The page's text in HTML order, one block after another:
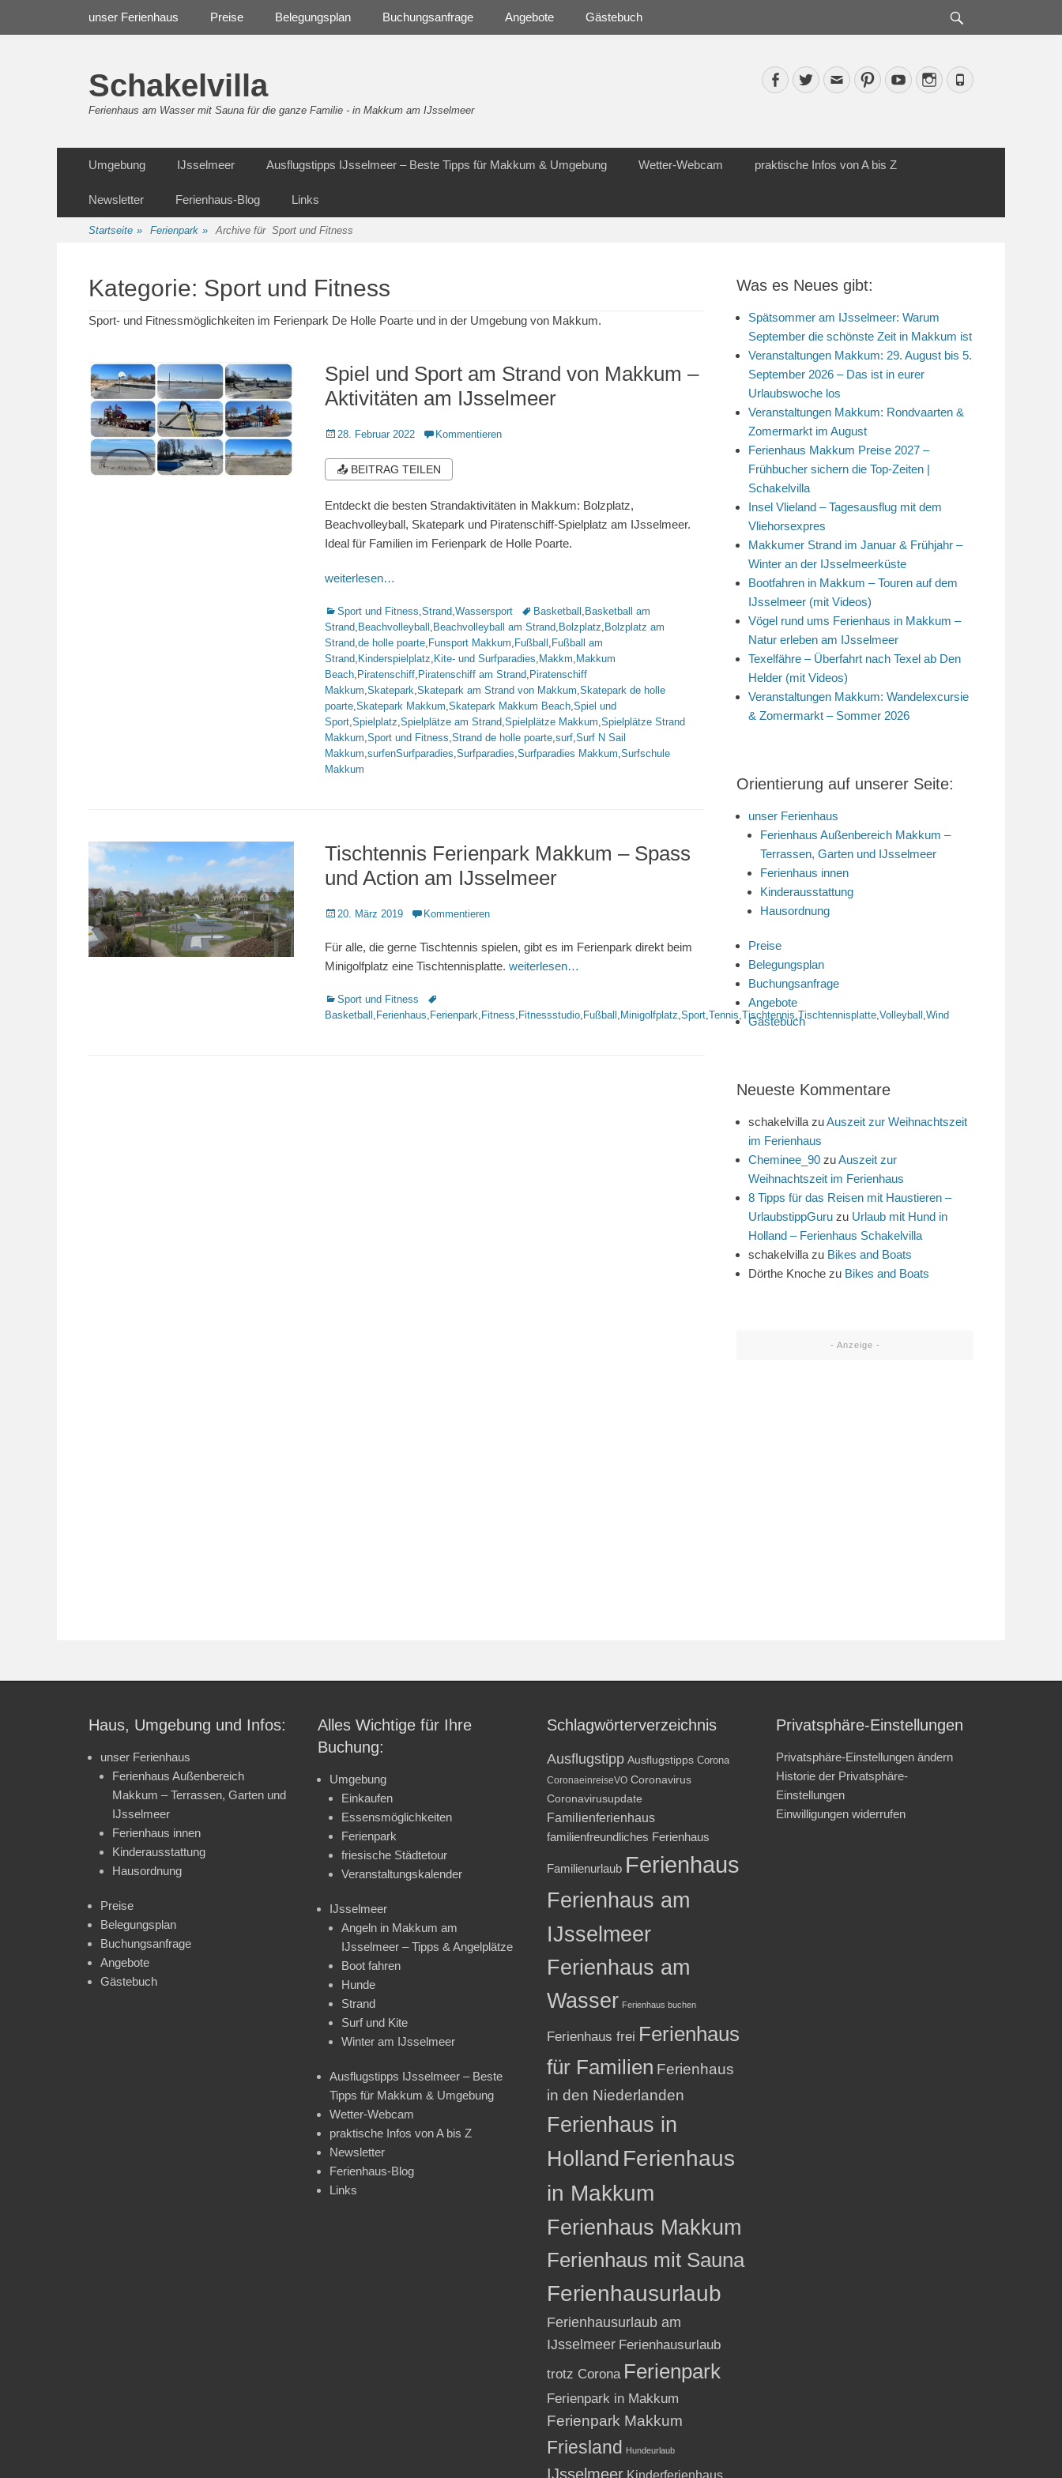
unser Ferienhaus Preise Belegungsplan Buchungsanfrage Angebote Gästebuch
Schakelvilla
Ferienhaus am Wasser mit Sauna für die ganze Familie - in Makkum am IJsselmeer
Facebook
TwitterEmailPinterestYouTubeInstagram
Phone
Inhalt
Umgebung IJsselmeer Ausflugstipps IJsselmeer – Beste Tipps für Makkum & Umgebung Wetter-Webcam praktische Infos von A bis Z
Newsletter Ferienhaus-Blog Links
Startseite » Ferienpark » Archive für Sport und Fitness
Kategorie: Sport und Fitness
Sport- und Fitnessmöglichkeiten im Ferienpark De Holle Poarte und in der Umgebung von Makkum.
Spiel und Sport am Strand von Makkum –
Aktivitäten am IJsselmeer
Veröffentlicht
28. Februar 2022 Kommentieren
📤 BEITRAG TEILEN
Entdeckt die besten Strandaktivitäten in Makkum: Bolzplatz,
Beachvolleyball, Skatepark und Piratenschiff-Spielplatz am IJsselmeer.
Ideal für Familien im Ferienpark de Holle Poarte.
weiterlesen…
Kategorien
Sport und Fitness,Strand,Wassersport Schlagworte
Basketball , Basketball am
Strand, Beachvolleyball , Beachvolleyball am Strand, Bolzplatz, Bolzplatz am
Strand,de holle poarte, Funsport Makkum, Fußball , Fußball am
Strand, Kinderspielplatz, Kite- und Surfparadies, Makkm, Makkum
Beach, Piratenschiff, Piratenschiff am Strand, Piratenschiff
Makkum,Skatepark,Skatepark am Strand von Makkum,Skatepark de holle
poarte,Skatepark Makkum,Skatepark Makkum Beach,Spiel und
Sport,Spielplatz,Spielplätze am Strand,Spielplätze Makkum,Spielplätze Strand
Makkum,Sport und Fitness,Strand de holle poarte,surf,Surf N Sail
Makkum,surfenSurfparadies,Surfparadies,Surfparadies Makkum,Surfschule
Makkum
Tischtennis Ferienpark Makkum – Spass
und Action am IJsselmeer
Veröffentlicht
20. März 2019 Kommentieren
Für alle, die gerne Tischtennis spielen, gibt es im Ferienpark direkt beim
Minigolfplatz eine Tischtennisplatte. weiterlesen…
Kategorien
Sport und Fitness
Schlagworte
Basketball , Ferienhaus, Ferienpark, Fitness, Fitnessstudio, Fußball , Minigolfplatz,Sport,Tennis,Tischtennis,Tischtennisplatte,Volleyball ,Wind
Was es Neues gibt:
Spätsommer am IJsselmeer: Warum
September die schönste Zeit in Makkum ist
Veranstaltungen Makkum: 29. August bis 5.
September 2026 – Das ist in eurer
Urlaubswoche los
Veranstaltungen Makkum: Rondvaarten &
Zomermarkt im August
Ferienhaus Makkum Preise 2027 –
Frühbucher sichern die Top-Zeiten |
Schakelvilla
Insel Vlieland – Tagesausflug mit dem
Vliehorsexpres
Makkumer Strand im Januar & Frühjahr –
Winter an der IJsselmeerküste
Bootfahren in Makkum – Touren auf dem
IJsselmeer (mit Videos)
Vögel rund ums Ferienhaus in Makkum –
Natur erleben am IJsselmeer
Texelfähre – Überfahrt nach Texel ab Den
Helder (mit Videos)
Veranstaltungen Makkum: Wandelexcursie
& Zomermarkt – Sommer 2026
Orientierung auf unserer Seite:
unser Ferienhaus
Ferienhaus Außenbereich Makkum –
Terrassen, Garten und IJsselmeer
Ferienhaus innen
Kinderausstattung
Hausordnung
Preise
Belegungsplan
Buchungsanfrage
Angebote
Gästebuch
Neueste Kommentare
schakelvilla zuAuszeit zur Weihnachtszeit
im Ferienhaus
Cheminee_90 zuAuszeit zur
Weihnachtszeit im Ferienhaus
8 Tipps für das Reisen mit Haustieren –
UrlaubstippGuru zu Urlaub mit Hund in
Holland – Ferienhaus Schakelvilla
schakelvilla zu Bikes and Boats
Dörthe Knoche zu Bikes and Boats
- Anzeige -
Haus, Umgebung und Infos:
unser Ferienhaus
Ferienhaus Außenbereich
Makkum – Terrassen, Garten und
IJsselmeer
Ferienhaus innen
Kinderausstattung
Hausordnung
Preise
Belegungsplan
Buchungsanfrage
Angebote
Gästebuch
Alles Wichtige für Ihre
Buchung:
Umgebung
Einkaufen
Essensmöglichkeiten
Ferienpark
friesische Städtetour
Veranstaltungskalender
IJsselmeer
Angeln in Makkum am
IJsselmeer – Tipps & Angelplätze
Boot fahren
Hunde
Strand
Surf und Kite
Winter am IJsselmeer
Ausflugstipps IJsselmeer – Beste
Tipps für Makkum & Umgebung
Wetter-Webcam
praktische Infos von A bis Z
Newsletter
Ferienhaus-Blog
Links
Schlagwörterverzeichnis
Ausflugstipp Ausflugstipps Corona
CoronaeinreiseVO Coronavirus
Coronavirusupdate
Familienferienhaus
familienfreundliches Ferienhaus
Familienurlaub Ferienhaus
Ferienhaus am
IJsselmeer
Ferienhaus am
Wasser Ferienhaus buchen
Ferienhaus frei Ferienhaus
für Familien Ferienhaus
in den Niederlanden
Ferienhaus in
Holland Ferienhaus
in Makkum
Ferienhaus Makkum
Ferienhaus mit Sauna
Ferienhausurlaub
Ferienhausurlaub am
IJsselmeer Ferienhausurlaub
trotz Corona Ferienpark
Ferienpark in Makkum
Ferienpark Makkum
Friesland Hundeurlaub
IJsselmeer Kinderferienhaus
Privatsphäre-Einstellungen
Privatsphäre-Einstellungen ändern
Historie der Privatsphäre-
Einstellungen
Einwilligungen widerrufen